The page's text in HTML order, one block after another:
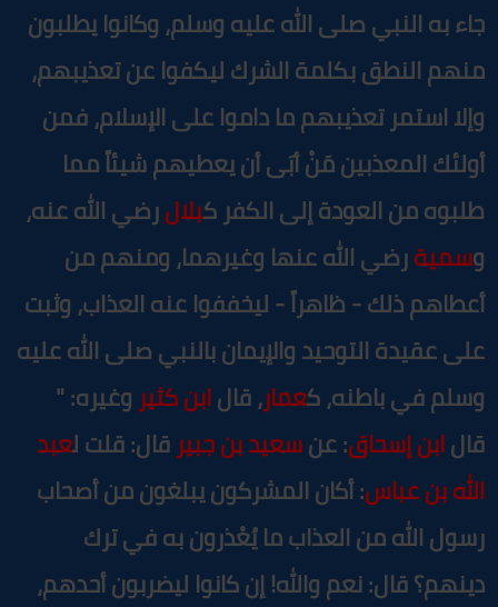
به النبي صلى الله عليه وسلم، وكانوا يطلبون
النطق بكلمة الشرك ليكفوا عن تعذيبهم،
استمر تعذيبهم ما داموا على الإسلام، فمن
المعذبين مَنْ أبَى أن يعطيهم شيئاً مما
من العودة إلى الكفر كبلالرضي الله عنه،
سميةرضي الله عنها وغيرهما، ومنهم من
ذلك - ظاهراً - ليخففوا عنه العذاب، وثبت
عقيدة التوحيد والإيمان بالنبي صلى الله عليه
في باطنه، كعمار، قالابن كثيروغيره: "
ابن إسحاق: عنسعيد بن جبيرقال: قلت لعبد
بن عباس: أكان المشركون يبلغون من أصحاب
الله من العذاب ما يُعْذرون به في ترك
قال: نعم والله! إن كانوا ليضربون أحدهم،